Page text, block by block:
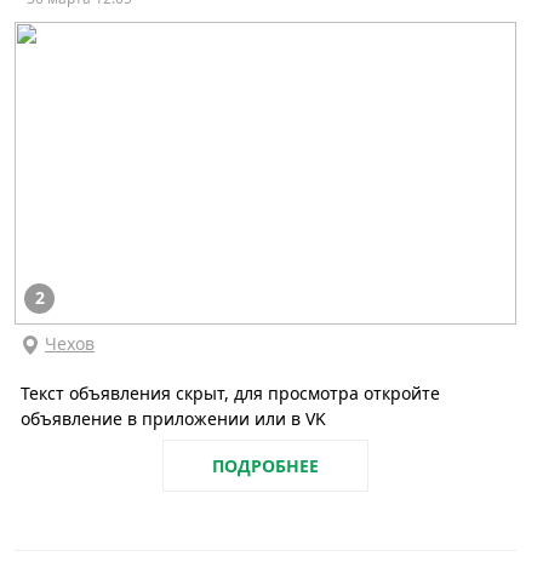
2
Чехов
Текст объявления скрыт, для просмотра откройте
объявление в приложении или в VK
ПОДРОБНЕЕ